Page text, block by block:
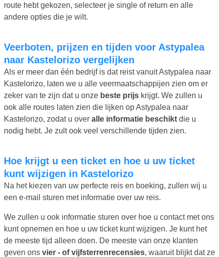
route hebt gekozen, selecteer je single of return en alle
andere opties die je wilt.
Veerboten, prijzen en tijden voor Astypalea
naar Kastelorizo vergelijken
Als er meer dan één bedrijf is dat reist vanuit Astypalea naar
Kastelorizo, laten we u alle veermaatschappijen zien om er
zeker van te zijn dat u onze beste prijs krijgt. We zullen u
ook alle routes laten zien die lijken op Astypalea naar
Kastelorizo, zodat u over alle informatie beschikt die u
nodig hebt. Je zult ook veel verschillende tijden zien.
Hoe krijgt u een ticket en hoe u uw ticket
kunt wijzigen in Kastelorizo
Na het kiezen van uw perfecte reis en boeking, zullen wij u
een e-mail sturen met informatie over uw reis.
We zullen u ook informatie sturen over hoe u contact met ons
kunt opnemen en hoe u uw ticket kunt wijzigen. Je kunt het
de meeste tijd alleen doen. De meeste van onze klanten
geven ons vier - of vijfsterrenrecensies, waaruit blijkt dat ze